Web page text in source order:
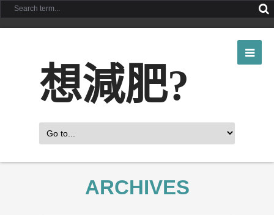
想減肥?
ARCHIVES